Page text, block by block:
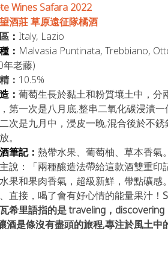
Wines Safara 2022
酒莊 草原遠征隊橘酒
： Italy, Lazio
： Malvasia Puntinata, Trebbiano,
年老藤)
： 10.5%
： 葡萄生長於黏土和粉質壤土中，分
第一次是八月底,整串二氧化碳浸漬一
次是九月中，浸皮一晚,混合後於不銹
。
筆記： 熱帶水果、葡萄柚、草本香氣。
說：「兩種釀造法帶給這款酒雙重印
果和果肉香氣，超級新鮮，帶點礦感
直接，喝了會有好心情的能量果汁！
希里語指的是 traveling，discovering
酒是條沒有盡頭的旅程,專注於風土中